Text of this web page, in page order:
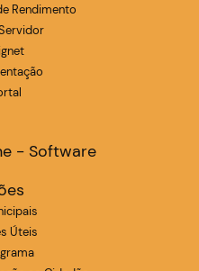
Rendimento
- Software
Úteis